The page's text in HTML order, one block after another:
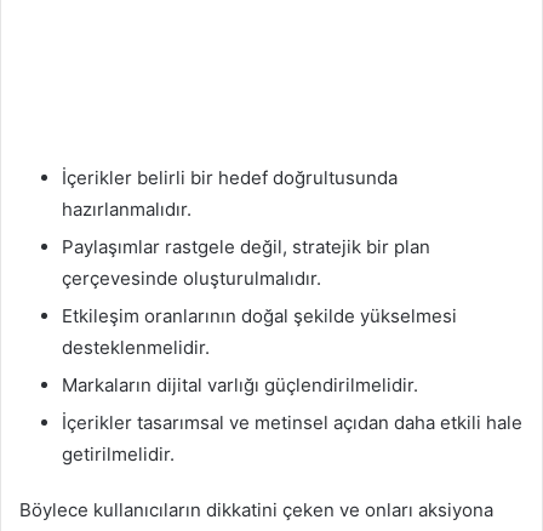
İçerikler belirli bir hedef doğrultusunda
hazırlanmalıdır.
Paylaşımlar rastgele değil, stratejik bir plan
çerçevesinde oluşturulmalıdır.
Etkileşim oranlarının doğal şekilde yükselmesi
desteklenmelidir.
Markaların dijital varlığı güçlendirilmelidir.
İçerikler tasarımsal ve metinsel açıdan daha etkili hale
getirilmelidir.
Böylece kullanıcıların dikkatini çeken ve onları aksiyona